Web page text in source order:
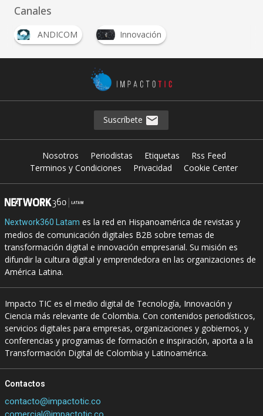
Canales
ANDICOM Innovación
Suscríbete
Nosotros Periodistas Etiquetas
Rss Feed
Terminos y Condiciones
Privacidad Cookie Center
Nextwork360 Latam es la red en Hispanoamérica de revistas y
medios de comunicación digitales B2B sobre temas de
transformación digital e innovación empresarial. Su misión es
difundir la cultura digital y emprendedora en las organizaciones de
América Latina.
Impacto TIC es el medio digital de Tecnología, Innovación y
Ciencia más relevante de Colombia. Con contenidos periodísticos,
servicios digitales para empresas, organizaciones y gobiernos, y
conferencias y programas de formación e inspiración, aporta a la
Transformación Digital de Colombia y Latinoamérica.
Contactos
contacto@impactotic.co